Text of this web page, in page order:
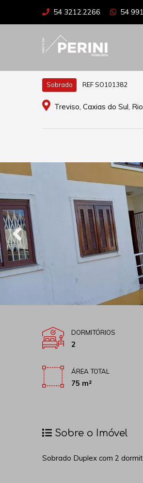
54 3212.2266 54
Sobrado REF SO101382
Treviso, Caxias do Sul,
DORMITÓRIOS
2
ÁREA TOTAL
75 m²
Sobre o Imóvel
Sobrado Duplex com 2